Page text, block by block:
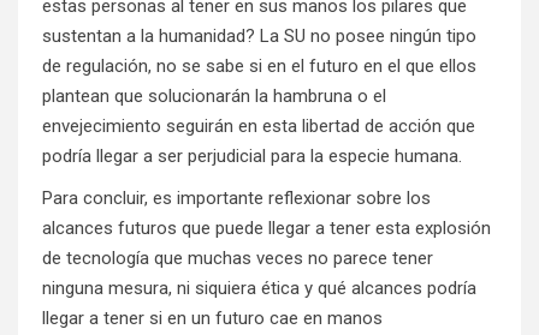
estas personas al tener en sus manos los pilares que
sustentan a la humanidad? La SU no posee ningún tipo
de regulación, no se sabe si en el futuro en el que ellos
plantean que solucionarán la hambruna o el
envejecimiento seguirán en esta libertad de acción que
podría llegar a ser perjudicial para la especie humana.
Para concluir, es importante reflexionar sobre los
alcances futuros que puede llegar a tener esta explosión
de tecnología que muchas veces no parece tener
ninguna mesura, ni siquiera ética y qué alcances podría
llegar a tener si en un futuro cae en manos